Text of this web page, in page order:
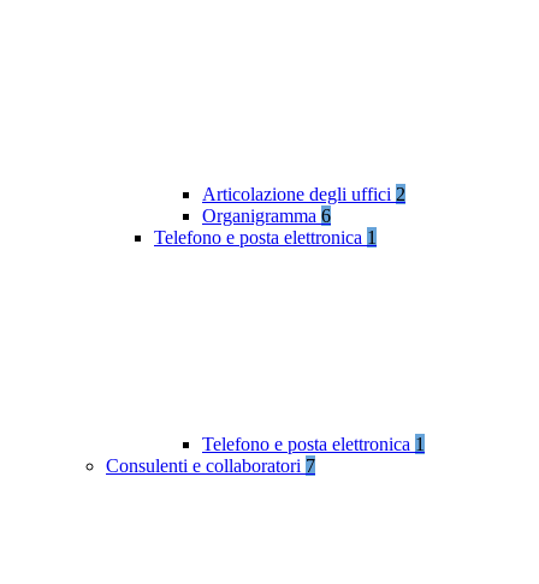
Articolazione degli uffici 2
Organigramma 6
Telefono e posta elettronica 1
Telefono e posta elettronica 1
Consulenti e collaboratori 7